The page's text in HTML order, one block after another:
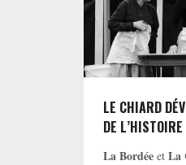
LE CHIARD
DE
La Bordée etLa